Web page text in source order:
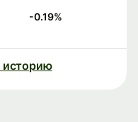
-0.19%
историю